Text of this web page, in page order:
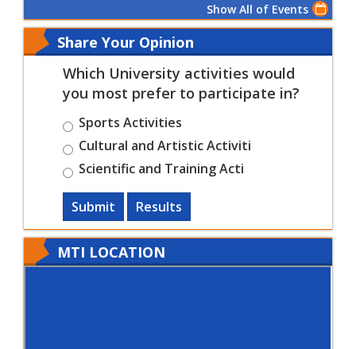
Show All of Events
Share Your Opinion
Which University activities would
you most prefer to participate in?
Sports Activities
Cultural and Artistic Activiti
Scientific and Training Acti
Submit Results
MTI LOCATION